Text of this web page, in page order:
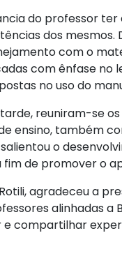
do professor
dos
com o
com ênfase
no uso do
reuniram-se
ensino, também
o
de promover o
agradeceu a
alinhadas a
compartilhar